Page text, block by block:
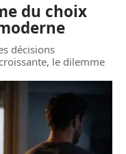
du choix
décisions
le dilemme